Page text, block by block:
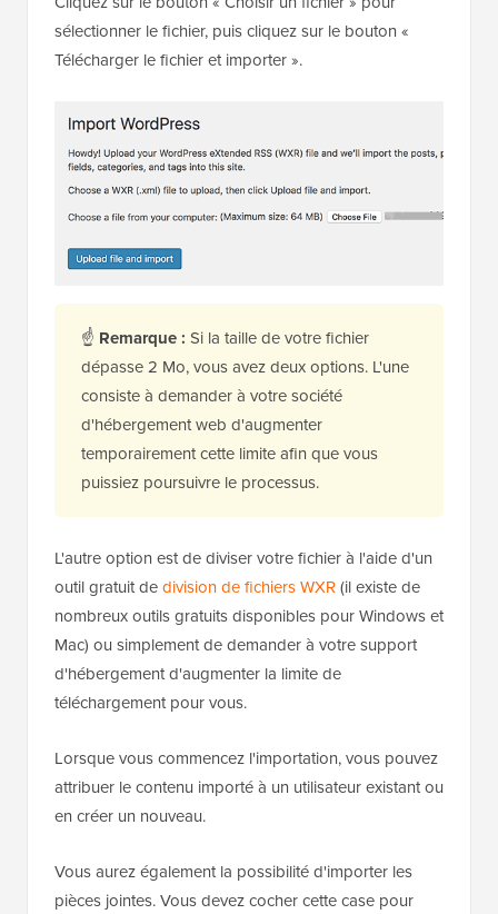
sélectionner le fichier, puis cliquez sur le bouton «
Télécharger le fichier et importer ».
☝ Remarque : Si la taille de votre fichier
dépasse 2 Mo, vous avez deux options. L'une
consiste à demander à votre société
d'hébergement web d'augmenter
temporairement cette limite afin que vous
puissiez poursuivre le processus.
L'autre option est de diviser votre fichier à l'aide d'un
outil gratuit dedivision de fichiers WXR(il existe de
nombreux outils gratuits disponibles pour Windows et
Mac) ou simplement de demander à votre support
d'hébergement d'augmenter la limite de
téléchargement pour vous.
Lorsque vous commencez l'importation, vous pouvez
attribuer le contenu importé à un utilisateur existant ou
en créer un nouveau.
Vous aurez également la possibilité d'importer les
pièces jointes. Vous devez cocher cette case pour